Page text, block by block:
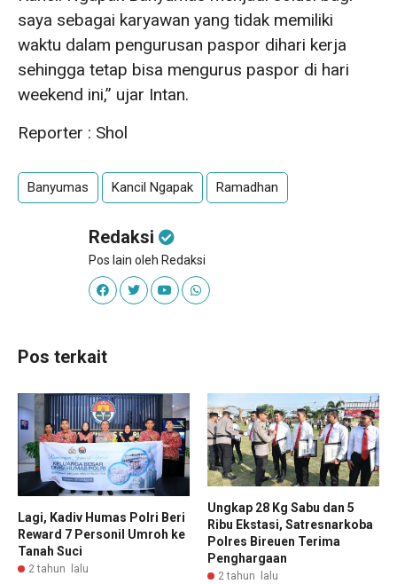
saya sebagai karyawan yang tidak memiliki
waktu dalam pengurusan paspor dihari kerja
sehingga tetap bisa mengurus paspor di hari
weekend ini,” ujar Intan.
Reporter : Shol
Banyumas Kancil Ngapak Ramadhan
Redaksi
Pos lain oleh Redaksi
Pos terkait
Lagi, Kadiv Humas Polri Beri
Reward 7 Personil Umroh ke
Tanah Suci
2 tahun lalu
Ungkap 28 Kg Sabu dan 5
Ribu Ekstasi, Satresnarkoba
Polres Bireuen Terima
Penghargaan
2 tahun lalu